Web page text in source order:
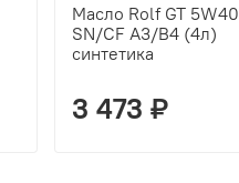
Масло Rolf GT 5W40
SN/CF A3/B4 (4л)
синтетика
3 473 ₽